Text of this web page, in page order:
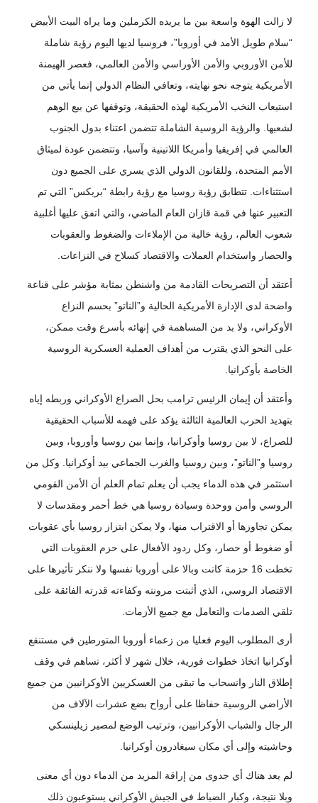
لا زالت الهوة واسعة بين ما يريده الكرملين وما يراه البيت الأبيض
“سلام طويل الأمد في أوروبا”، فروسيا لديها اليوم رؤية شاملة
للأمن الأوروبي والأمن الأوراسي والأمن العالمي، فعصر الهيمنة
الأمريكية يتوجه نحو نهايته، وتعافي النظام الدولي إنما يأتي من
استيعاب النخب الأمريكية لهذه الحقيقة، وتوقفها عن بيع الوهم
لشعبها. والرؤية الروسية الشاملة تتضمن اعتناء بدول الجنوب
العالمي في إفريقيا وأمريكا اللاتينية وآسيا، وتتضمن عودة لميثاق
الأمم المتحدة، وللقانون الدولي الذي يسري على الجميع دون
استثناءات. تتطابق رؤية روسيا مع رؤية رابطة “بريكس” التي تم
التعبير عنها في قمة قازان العام الماضي، والتي اتفق عليها أغلبية
شعوب العالم، رؤية خالية من الإملاءات والضغوط والعقوبات
والحصار واستخدام العملات والاقتصاد كسلاح في النزاعات.
أعتقد أن التصريحات القادمة من واشنطن بمثابة مؤشر على قناعة
واضحة لدى الإدارة الأمريكية الحالية و”الناتو” بحسم النزاع
الأوكراني، ولا بد من المساهمة في إنهائه بأسرع وقت ممكن،
على النحو الذي يقترب من أهداف العملية العسكرية الروسية
الخاصة بأوكرانيا.
وأعتقد أن إيمان الرئيس ترامب بحل الصراع الأوكراني وربطه إياه
بتهديد الحرب العالمية الثالثة يؤكد على فهمه للأسباب الحقيقية
للصراع، لا بين روسيا وأوكرانيا، وإنما بين روسيا وأوروبا، وبين
روسيا و”الناتو”، وبين روسيا والغرب الجماعي بيد أوكرانيا. وكل من
استثمر في هذه الدماء يجب أن يعلم تمام العلم أن الأمن القومي
الروسي وأمن ووحدة وسيادة روسيا هي خط أحمر ومقدسات لا
يمكن تجاوزها أو الاقتراب منها، ولا يمكن ابتزاز روسيا بأي عقوبات
أو ضغوط أو حصار، وكل ردود الأفعال على حزم العقوبات التي
تخطت 16 حزمة كانت وبالا على أوروبا نفسها ولا ننكر تأثيرها على
الاقتصاد الروسي، الذي أثبتت مرونته وكفاءته قدرته الفائقة على
تلقي الصدمات والتعامل مع جميع الأزمات.
أرى المطلوب اليوم فعليا من زعماء أوروبا المتورطين في مستنقع
أوكرانيا اتخاذ خطوات فورية، خلال شهر لا أكثر، تساهم في وقف
إطلاق النار وانسحاب ما تبقى من العسكريين الأوكرانيين من جميع
الأراضي الروسية حفاظا على أرواح بضع عشرات الآلاف من
الرجال والشباب الأوكرانيين، وترتيب الوضع لمصير زيلينسكي
وحاشيته وإلى أي مكان سيغادرون أوكرانيا.
لم يعد هناك أي جدوى من إراقة المزيد من الدماء دون أي معنى
وبلا نتيجة، وكبار الضباط في الجيش الأوكراني يستوعبون ذلك